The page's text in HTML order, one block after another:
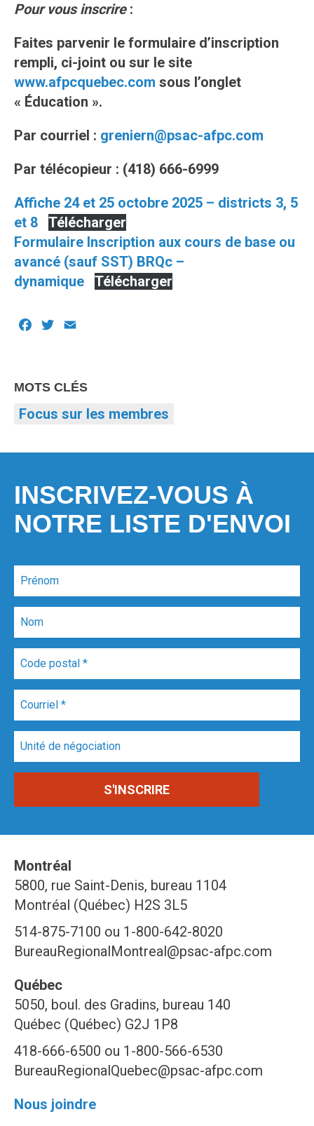
Pour vous inscrire:
Faites parvenir le formulaire d’inscription
rempli, ci-joint ou sur le site
www.afpcquebec.com sous l’onglet
« Éducation ».
Par courriel : greniern@psac-afpc.com
Par télécopieur : (418) 666-6999
Affiche 24 et 25 octobre 2025 – districts 3, 5
et 8
Télécharger
Formulaire Inscription aux cours de base ou
avancé (sauf SST) BRQc –
dynamique
Télécharger
Facebook
Twitter
MOTS CLÉS
Focus sur les membres
INSCRIVEZ-VOUS À
NOTRE LISTE D'ENVOI
Montréal
5800, rue Saint-Denis, bureau 1104
Montréal (Québec) H2S 3L5
514-875-7100 ou 1-800-642-8020
BureauRegionalMontreal@psac-afpc.com
Québec
5050, boul. des Gradins, bureau 140
Québec (Québec) G2J 1P8
418-666-6500 ou 1-800-566-6530
BureauRegionalQuebec@psac-afpc.com
Nous joindre